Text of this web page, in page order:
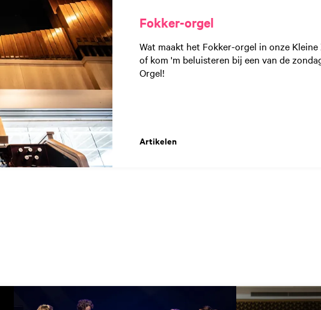
Fokker-orgel
Wat maakt het Fokker-orgel in onze
of kom 'm beluisteren bij een van de
Orgel!
Artikelen